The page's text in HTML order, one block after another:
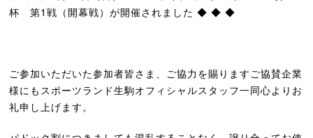
杯 第1戦（開幕戦）が開催されました ◆ ◆ ◆
ご参加いただいた参加者皆さま、ご協力を賜りますご協賛企業
様にもスポーツランド生駒オフィシャルスタッフ一同心よりお
礼申し上げます。